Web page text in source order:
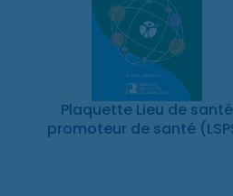
Plaquette Lieu de santé
promoteur de santé